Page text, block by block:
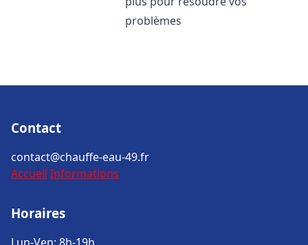
problèmes
Contact
contact@chauffe-eau-49.fr
Accueil Informations
Horaires